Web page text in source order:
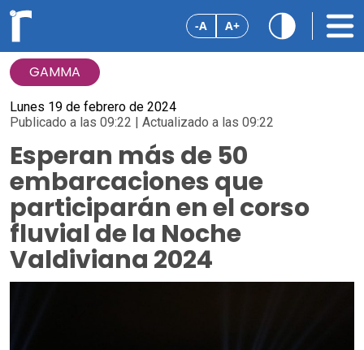
-A A+
GAMMA
Lunes 19 de febrero de 2024
Publicado a las 09:22 | Actualizado a las 09:22
Esperan más de 50
embarcaciones que
participarán en el corso
fluvial de la Noche
Valdiviana 2024